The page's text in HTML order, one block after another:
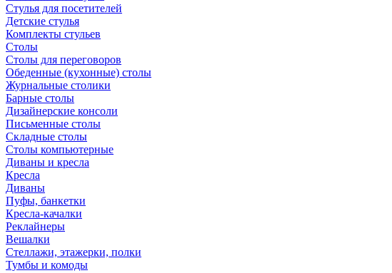
Стулья для посетителей
Детские стулья
Комплекты стульев
Столы
Столы для переговоров
Обеденные (кухонные) столы
Журнальные столики
Барные столы
Дизайнерские консоли
Письменные столы
Складные столы
Столы компьютерные
Диваны и кресла
Кресла
Диваны
Пуфы, банкетки
Кресла-качалки
Реклайнеры
Вешалки
Стеллажи, этажерки, полки
Тумбы и комоды